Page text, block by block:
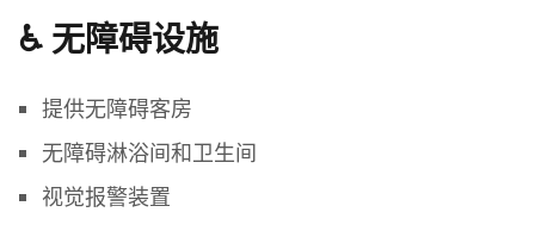
♿ 无障碍设施
提供无障碍客房
无障碍淋浴间和卫生间
视觉报警装置